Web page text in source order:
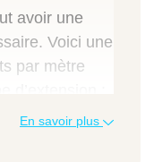
avoir une
Voici une
par mètre
En savoir plus